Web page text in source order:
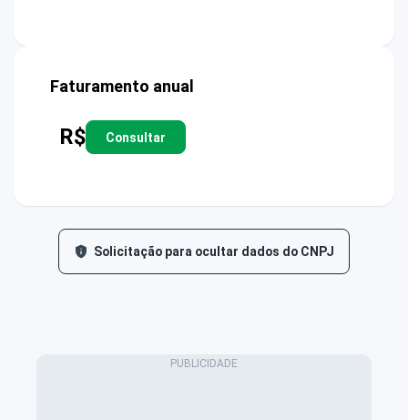
Faturamento anual
R$ Consultar
Solicitação para ocultar dados do CNPJ